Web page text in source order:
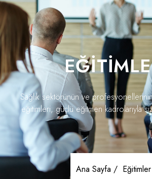
Sağlık sektörünün ve
eğitimleri, güçlü eğitmen kadrolarıyla
Ana Sayfa / Eğitimler